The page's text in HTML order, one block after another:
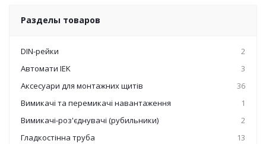
Разделы товаров
DIN-рейки
2
Автомати IEK
3
Аксесуари для монтажних щитів
36
Вимикачі та перемикачі навантаження
1
Вимикачі-роз'єднувачі (рубильники)
2
Гладкостінна труба
13